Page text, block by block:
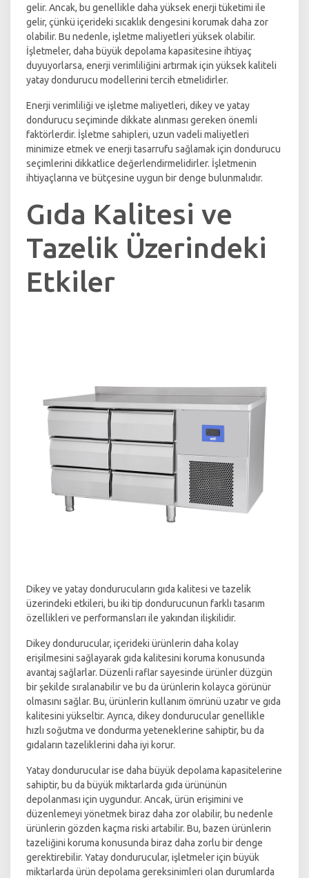
gelir. Ancak, bu genellikle daha yüksek enerji tüketimi ile
gelir, çünkü içerideki sıcaklık dengesini korumak daha zor
olabilir. Bu nedenle, işletme maliyetleri yüksek olabilir.
İşletmeler, daha büyük depolama kapasitesine ihtiyaç
duyuyorlarsa, enerji verimliliğini artırmak için yüksek kaliteli
yatay dondurucu modellerini tercih etmelidirler.
Enerji verimliliği ve işletme maliyetleri, dikey ve yatay
dondurucu seçiminde dikkate alınması gereken önemli
faktörlerdir. İşletme sahipleri, uzun vadeli maliyetleri
minimize etmek ve enerji tasarrufu sağlamak için dondurucu
seçimlerini dikkatlice değerlendirmelidirler. İşletmenin
ihtiyaçlarına ve bütçesine uygun bir denge bulunmalıdır.
Gıda Kalitesi ve
Tazelik Üzerindeki
Etkiler
Dikey ve yatay dondurucuların gıda kalitesi ve tazelik
üzerindeki etkileri, bu iki tip dondurucunun farklı tasarım
özellikleri ve performansları ile yakından ilişkilidir.
Dikey dondurucular, içerideki ürünlerin daha kolay
erişilmesini sağlayarak gıda kalitesini koruma konusunda
avantaj sağlarlar. Düzenli raflar sayesinde ürünler düzgün
bir şekilde sıralanabilir ve bu da ürünlerin kolayca görünür
olmasını sağlar. Bu, ürünlerin kullanım ömrünü uzatır ve gıda
kalitesini yükseltir. Ayrıca, dikey dondurucular genellikle
hızlı soğutma ve dondurma yeteneklerine sahiptir, bu da
gıdaların tazeliklerini daha iyi korur.
Yatay dondurucular ise daha büyük depolama kapasitelerine
sahiptir, bu da büyük miktarlarda gıda ürününün
depolanması için uygundur. Ancak, ürün erişimini ve
düzenlemeyi yönetmek biraz daha zor olabilir, bu nedenle
ürünlerin gözden kaçma riski artabilir. Bu, bazen ürünlerin
tazeliğini koruma konusunda biraz daha zorlu bir denge
gerektirebilir. Yatay dondurucular, işletmeler için büyük
miktarlarda ürün depolama gereksinimleri olan durumlarda